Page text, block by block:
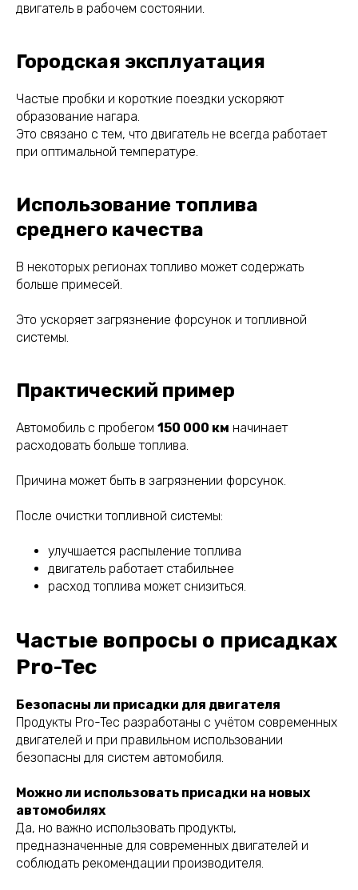
двигатель в рабочем состоянии.
Городская эксплуатация
Частые пробки и короткие поездки ускоряют
образование нагара.
Это связано с тем, что двигатель не всегда работает
при оптимальной температуре.
Использование топлива
среднего качества
В некоторых регионах топливо может содержать
больше примесей.
Это ускоряет загрязнение форсунок и топливной
системы.
Практический пример
Автомобиль с пробегом 150 000 км начинает
расходовать больше топлива.
Причина может быть в загрязнении форсунок.
После очистки топливной системы:
улучшается распыление топлива
двигатель работает стабильнее
расход топлива может снизиться.
Частые вопросы о присадках
Pro-Tec
Безопасны ли присадки для двигателя
Продукты Pro-Tec разработаны с учётом современных
двигателей и при правильном использовании
безопасны для систем автомобиля.
Можно ли использовать присадки на новых
автомобилях
Да, но важно использовать продукты,
предназначенные для современных двигателей и
соблюдать рекомендации производителя.